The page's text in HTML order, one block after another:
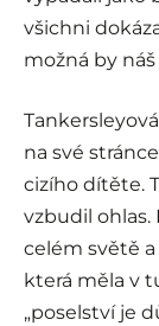
všichni
možná by
na své
cizího dítěte.
vzbudil ohlas.
celém světě
která měla v
„poselství je